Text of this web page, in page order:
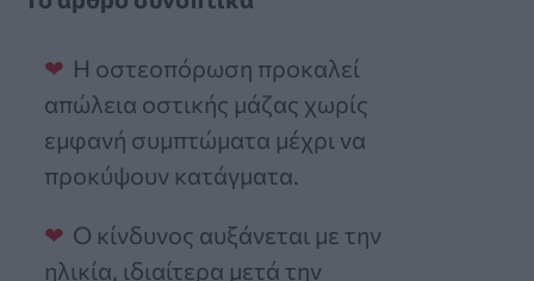
Η οστεοπόρωση προκαλεί
απώλεια οστικής μάζας χωρίς
εμφανή συμπτώματα μέχρι να
προκύψουν κατάγματα.
Ο κίνδυνος αυξάνεται με την
ηλικία, ιδιαίτερα μετά την